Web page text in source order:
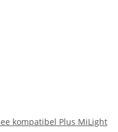
kompatibel Plus MiLight